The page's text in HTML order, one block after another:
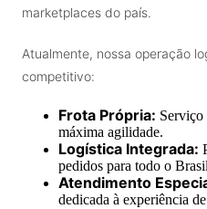
marketplaces do país.
Atualmente, nossa operação
competitivo:
Frota Própria: Serviço
máxima agilidade.
Logística Integrada:
pedidos para todo o
Atendimento
dedicada à experiência